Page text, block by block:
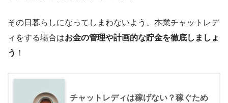
その日暮らしになってしまわないよう、本業チャットレデ
ィをする場合はお金の管理や計画的な貯金を徹底しましょ
う ！
チャットレディは稼げない？稼ぐため